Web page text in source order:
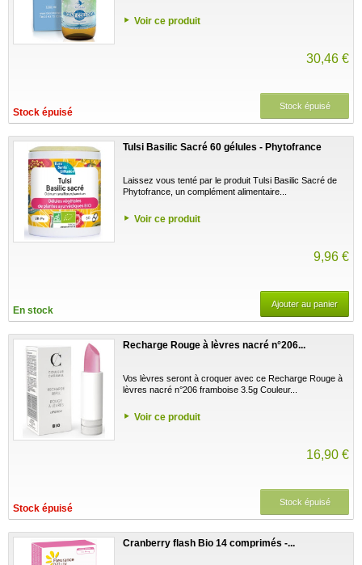
Voir ce produit
30,46 €
Stock épuisé
Stock épuisé
Tulsi Basilic Sacré 60 gélules - Phytofrance
Laissez vous tenté par le produit Tulsi Basilic Sacré de
Phytofrance, un complément alimentaire...
Voir ce produit
9,96 €
En stock
Ajouter au panier
Recharge Rouge à lèvres nacré n°206...
Vos lèvres seront à croquer avec ce Recharge Rouge à
lèvres nacré n°206 framboise 3.5g Couleur...
Voir ce produit
16,90 €
Stock épuisé
Stock épuisé
Cranberry flash Bio 14 comprimés -...